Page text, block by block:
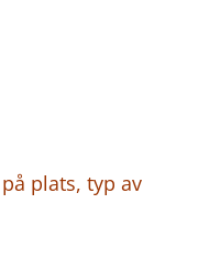
plats, typ av